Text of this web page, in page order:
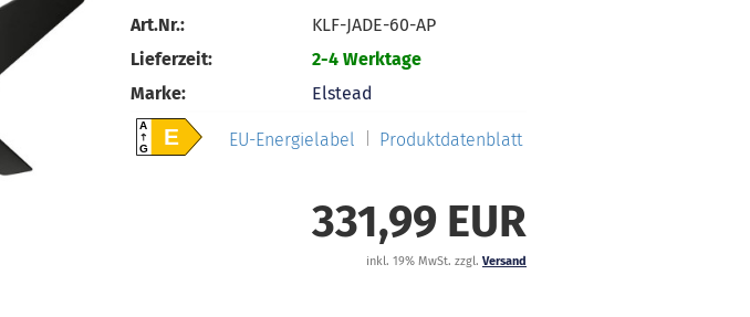
Art.Nr.:
KLF-JADE-60-AP
Lieferzeit:
2-4 Werktage
Marke:
Elstead
A
GE EU-Energielabel Produktdatenblatt
331,99 EUR
inkl. 19% MwSt. zzgl. Versand